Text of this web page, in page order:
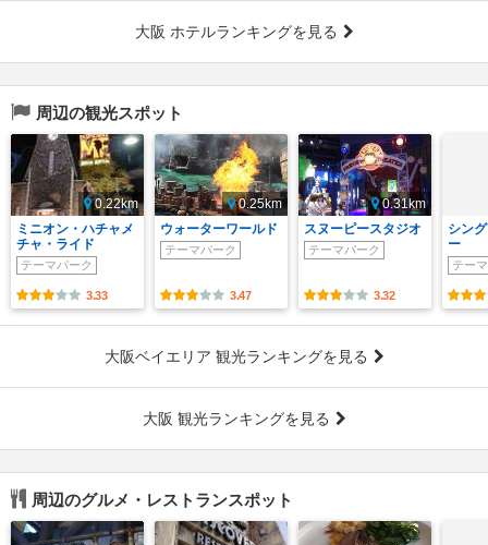
大阪 ホテルランキングを見る
周辺の観光スポット
0.22km
ミニオン・ハチャメ
チャ・ライド
テーマパーク
3.33
0.25km
ウォーターワールド
テーマパーク
3.47
0.31km
スヌーピースタジオ
テーマパーク
3.32
シン
ー
テー
大阪ベイエリア 観光ランキングを見る
大阪 観光ランキングを見る
周辺のグルメ・レストランスポット